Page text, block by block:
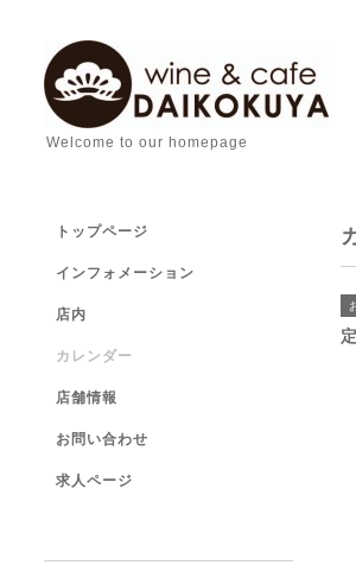
Welcome to our homepage
トップページ
インフォメーション
店内
カレンダー
店舗情報
お問い合わせ
求人ページ